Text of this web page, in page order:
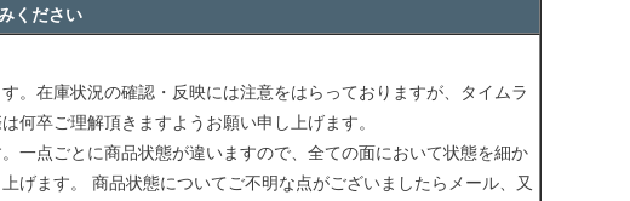
ください
。在庫状況の確認・反映には注意をはらっておりますが、タイムラ
何卒ご理解頂きますようお願い申し上げます。
一点ごとに商品状態が違いますので、全ての面において状態を細か
げます。 商品状態についてご不明な点がございましたらメール、又